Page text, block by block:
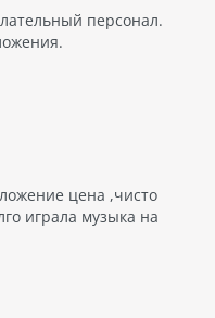
персонал.
цена ,чисто
играла музыка на